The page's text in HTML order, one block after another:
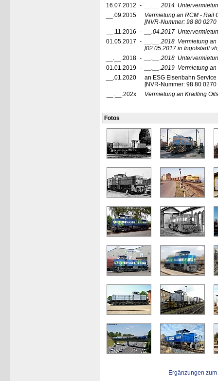
16.07.2012 - __.__.2014
__.09.2015
Vermietung an RCM - Rail
[NVR-Nummer: 98 80
__.11.2016 - __.04.2017
01.05.2017 - __.__.2018 Vermietung
[02.05.2017 in Ingolstadt
__.__.2018 - __.__.2018
01.01.2019 - __.__.2019 Vermietung
__.01.2020
an ESG Eisenbahn
[NVR-Nummer: 98 80
__.__.202x
Vermietung an Krailling
Fotos
Ergänzungen